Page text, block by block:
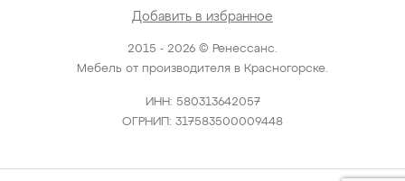
2015 - 2026 © Ренессанс.
Мебель от производителя в Красногорске.
ИНН: 580313642057
ОГРНИП: 317583500009448
Добавить в избранное